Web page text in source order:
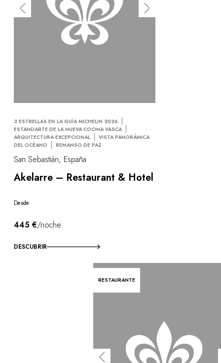
3 ESTRELLAS EN LA GUÍA MICHELIN 2026
ESTANDARTE DE LA NUEVA COCINA VASCA
ARQUITECTURA EXCEPCIONAL
VISTA PANORÁMICA
DEL OCÉANO
REMANSO DE PAZ
San Sebastián, España
Akelarre – Restaurant & Hotel
Desde
445 €/noche
DESCUBRIR
RESTAURANTE